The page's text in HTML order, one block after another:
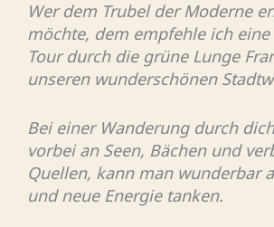
Wer dem Trubel der Moderne
möchte, dem empfehle ich
Tour durch die grüne Lunge
unseren wunderschönen
Bei einer Wanderung durch
vorbei an Seen, Bächen und
Quellen, kann man wunderbar
und neue Energie tanken.